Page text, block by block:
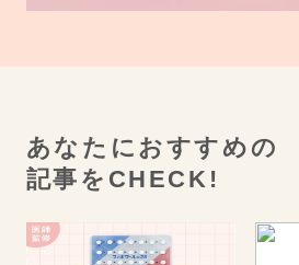
あなたにおすすめの
記事をCHECK!